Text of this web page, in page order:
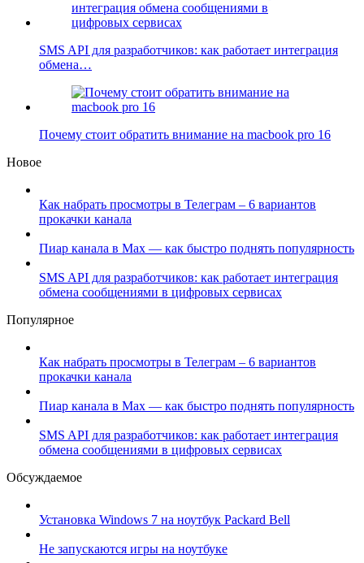
SMS API для разработчиков: как работает интеграция
обмена…
Почему стоит обратить внимание на macbook pro 16
Новое
Как набрать просмотры в Телеграм – 6 вариантов
прокачки канала
Пиар канала в Max — как быстро поднять популярность
SMS API для разработчиков: как работает интеграция
обмена сообщениями в цифровых сервисах
Популярное
Как набрать просмотры в Телеграм – 6 вариантов
прокачки канала
Пиар канала в Max — как быстро поднять популярность
SMS API для разработчиков: как работает интеграция
обмена сообщениями в цифровых сервисах
Обсуждаемое
Установка Windows 7 на ноутбук Packard Bell
Не запускаются игры на ноутбуке